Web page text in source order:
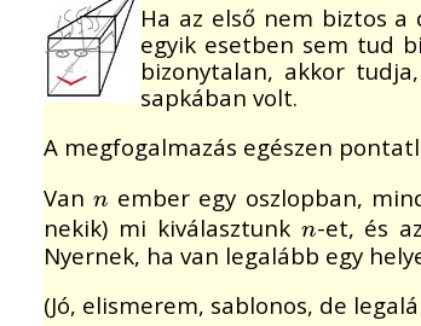
Ha az első nem biztos
egyik esetben sem tud
bizonytalan, akkor
sapkában volt.
A megfogalmazás egészen
Vann
n ember egy oszlopban,
nekik) mi kiválasztunk n
n-et, és
Nyernek, ha van legalább egy
(Jó, elismerem, sablonos, de